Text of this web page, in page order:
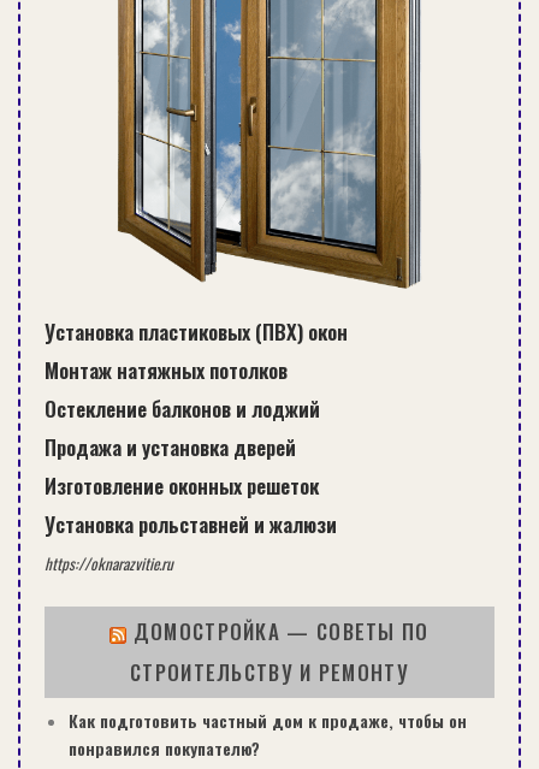
Установка пластиковых (ПВХ) окон
Монтаж натяжных потолков
Остекление балконов и лоджий
Продажа и установка дверей
Изготовление оконных решеток
Установка рольставней и жалюзи
https://oknarazvitie.ru
ДОМОСТРОЙКА — СОВЕТЫ ПО
СТРОИТЕЛЬСТВУ И РЕМОНТУ
Как подготовить частный дом к продаже, чтобы он
понравился покупателю?